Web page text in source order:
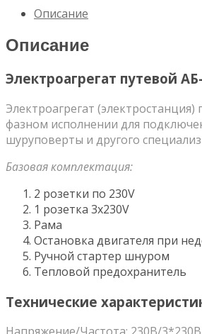
Описание
Описание
Электроагрегат путевой
Электроагрегат
фазном исполнении для
шуруповерты и другого
Базовая комплектация:
2 розетки по 230V
1 розетка 3х230V
Рама
Остановка двигателя при
Ручной стартер шнуром
Тепловой предохранитель
Технические